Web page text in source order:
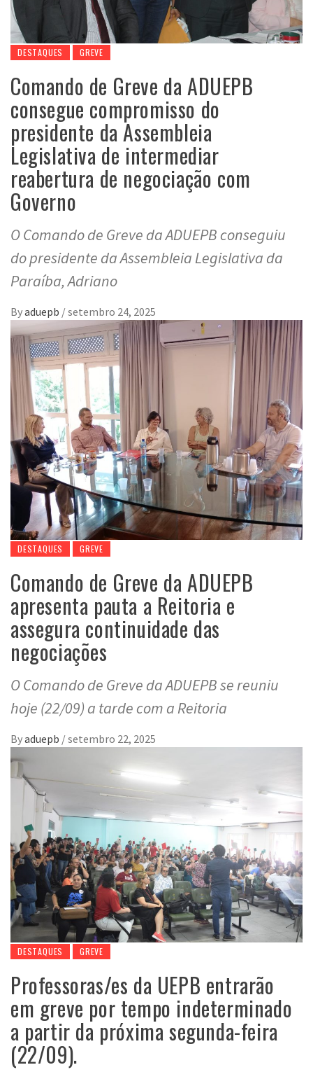
DESTAQUES GREVE
Comando de Greve da ADUEPB
consegue compromisso do
presidente da Assembleia
Legislativa de intermediar
reabertura de negociação com
Governo
O Comando de Greve da ADUEPB conseguiu
do presidente da Assembleia Legislativa da
Paraíba, Adriano
Byaduepb /setembro 24, 2025
DESTAQUES GREVE
Comando de Greve da ADUEPB
apresenta pauta a Reitoria e
assegura continuidade das
negociações
O Comando de Greve da ADUEPB se reuniu
hoje (22/09) a tarde com a Reitoria
Byaduepb /setembro 22, 2025
DESTAQUES GREVE
Professoras/es da UEPB entrarão
em greve por tempo indeterminado
a partir da próxima segunda-feira
(22/09).